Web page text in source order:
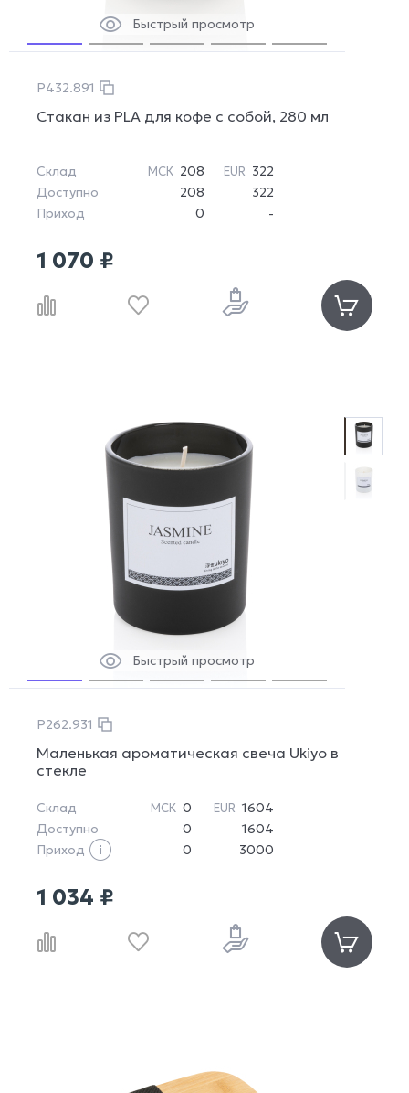
Быстрый просмотр
P432.891
Стакан из PLA для кофе с собой, 280 мл
Склад МСК 208 EUR 322
Доступно
208
322
Приход
0 -
1 070 ₽
Быстрый просмотр
P262.931
Маленькая ароматическая свеча Ukiyo в
стекле
Склад МСК 0 EUR 1604
Доступно
0
1604
Приход
0 3000
1 034 ₽